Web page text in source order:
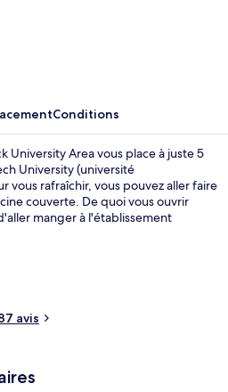
Conditions
University Area vous place à juste 5
University (université
vous rafraîchir, vous pouvez aller faire
couverte. De quoi vous ouvrir
manger à l'établissement
offerts sur place, on trouve un bar /
snack-bar/une épicerie fine. Sympa
le personnel attentionné.
avis